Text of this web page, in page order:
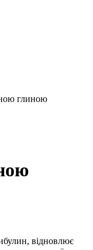
глиною
відновлює